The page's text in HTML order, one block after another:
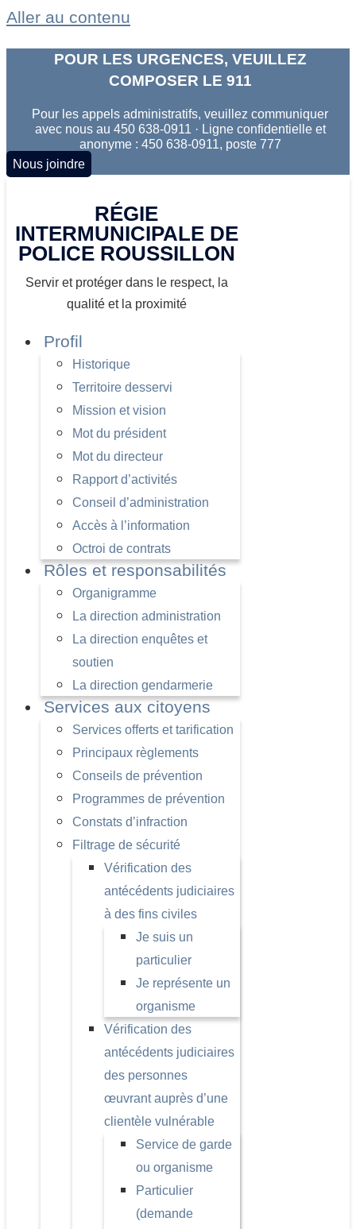
Aller au contenu
POUR LES URGENCES, VEUILLEZ
COMPOSER LE 911
Pour les appels administratifs, veuillez communiquer
avec nous au 450 638-0911 · Ligne confidentielle et
anonyme : 450 638-0911, poste 777
Nous joindre
RÉGIE
INTERMUNICIPALE DE
POLICE ROUSSILLON
Servir et protéger dans le respect, la
qualité et la proximité
Profil
Historique
Territoire desservi
Mission et vision
Mot du président
Mot du directeur
Rapport d’activités
Conseil d’administration
Accès à l’information
Octroi de contrats
Rôles et responsabilités
Organigramme
La direction administration
La direction enquêtes et
soutien
La direction gendarmerie
Services aux citoyens
Services offerts et tarification
Principaux règlements
Conseils de prévention
Programmes de prévention
Constats d’infraction
Filtrage de sécurité
Vérification des
antécédents judiciaires
à des fins civiles
Je suis un
particulier
Je représente un
organisme
Vérification des
antécédents judiciaires
des personnes
œuvrant auprès d’une
clientèle vulnérable
Service de garde
ou organisme
Particulier
(demande